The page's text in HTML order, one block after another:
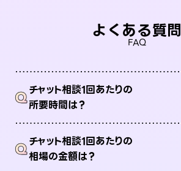
よくある質問
FAQ
Qチャット相談1回あたりの
所要時間は？
Qチャット相談1回あたりの
相場の金額は？